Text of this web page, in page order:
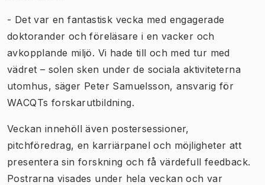
- Det var en fantastisk vecka med engagerade
doktorander och föreläsare i en vacker och
avkopplande miljö. Vi hade till och med tur med
vädret – solen sken under de sociala aktiviteterna
utomhus, säger Peter Samuelsson, ansvarig för
WACQTs forskarutbildning.
Veckan innehöll även postersessioner,
pitchföredrag, en karriärpanel och möjligheter att
presentera sin forskning och få värdefull feedback.
Postrarna visades under hela veckan och var